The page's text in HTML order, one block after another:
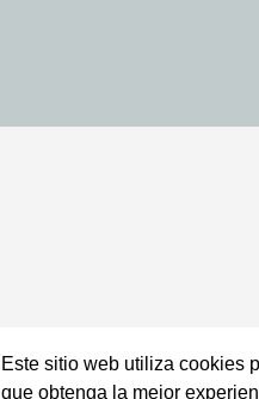
Este sitio web utiliza cookies
que obtenga la mejor